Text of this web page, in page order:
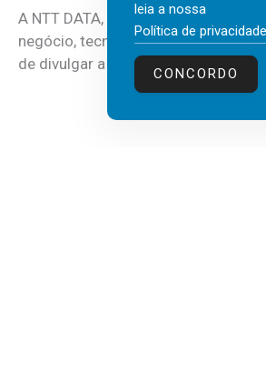
A NTT DATA, consultora global em
negócio, tecnologia e inteligência
de divulgar a mais recente...
leia a nossa
Política de
CONCORDO